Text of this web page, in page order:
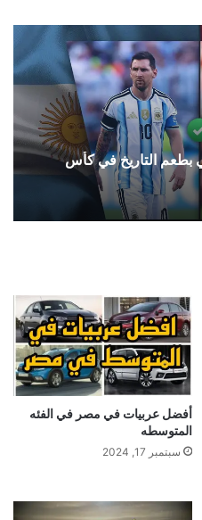
بطعم التاريخ في كأس
أفضل عربيات في مصر في الفئه
المتوسطه
سبتمبر 17, 2024